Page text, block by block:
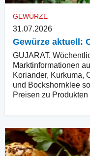
GEWÜRZE
31.07.2026
Gewürze aktuell:
GUJARAT.
Marktinformationen
Koriander, Kurkuma,
und Bockshornklee
Preisen zu